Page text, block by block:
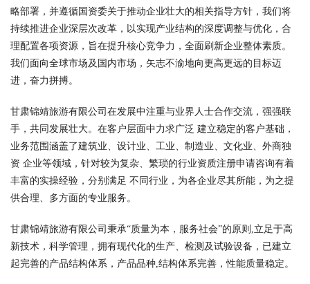
略部署，并遵循国资委关于推动企业壮大的相关指导方针，我们将
持续推进企业深层次改革，以实现产业结构的深度调整与优化，合
理配置各项资源，旨在提升核心竞争力，全面刷新企业整体素质。
我们面向全球市场及国内市场，矢志不渝地向更高更远的目标迈
进，奋力拼搏。
甘肃锦靖旅游有限公司在发展中注重与业界人士合作交流，强强联
手，共同发展壮大。在客户层面中力求广泛 建立稳定的客户基础，
业务范围涵盖了建筑业、设计业、工业、制造业、文化业、外商独
资 企业等领域，针对较为复杂、繁琐的行业资质注册申请咨询有着
丰富的实操经验，分别满足 不同行业，为各企业尽其所能，为之提
供合理、多方面的专业服务。
甘肃锦靖旅游有限公司秉承“质量为本，服务社会”的原则,立足于高
新技术，科学管理，拥有现代化的生产、检测及试验设备，已建立
起完善的产品结构体系，产品品种,结构体系完善，性能质量稳定。